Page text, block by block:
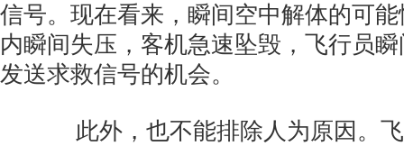
信号。现在看来，瞬间空中解体的可
内瞬间失压，客机急速坠毁，飞行员
发送求救信号的机会。
此外，也不能排除人为原因。飞